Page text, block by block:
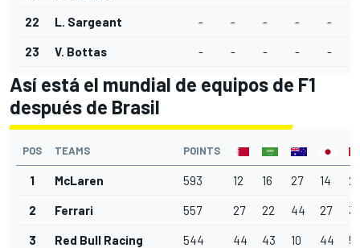
22 L. Sargeant - - - - -
23 V. Bottas - - - - -
Así está el mundial de equipos de F1
después de Brasil
POS TEAMS POINTS
1 McLaren 593 12 16 27 14 27
2 Ferrari 557 27 22 44 27 31
3 Red Bull Racing 544 44 43 10 44